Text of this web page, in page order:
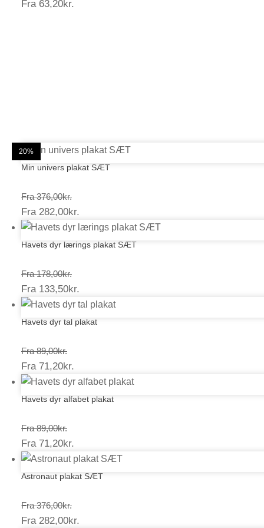
79,00kr.
Fra 63,20kr.
25%
Min univers plakat SÆT
Fra 376,00kr.Prisinterval:
376,00kr.
Fra 282,00kr.
282,00kr.
25%
Havets dyr lærings plakat SÆT
Fra 178,00kr.Prisinterval:
178,00kr.
Fra 133,50kr.
133,50kr.
20%
Havets dyr tal plakat
Fra 89,00kr.Prisinterval:
89,00kr.
Fra 71,20kr.
71,20kr.
20%
Havets dyr alfabet plakat
Fra 89,00kr.Prisinterval:
89,00kr.
Fra 71,20kr.
71,20kr.
25%
Astronaut plakat SÆT
Fra 376,00kr.Prisinterval:
376,00kr.
Fra 282,00kr.
20%
20%
20%
25%
20%
20%
20%